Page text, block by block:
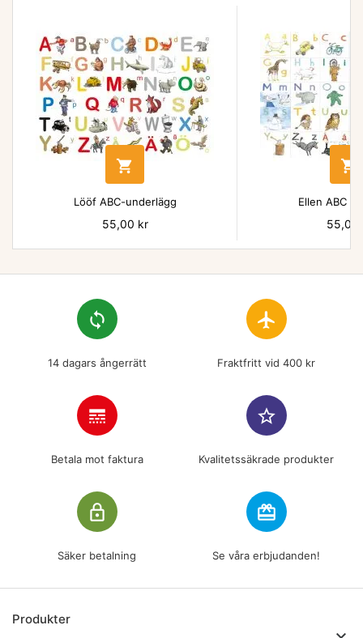

Lööf ABC-underlägg
Pris
55,00 kr

Ellen ABC
Pris
55,00
loop
14 dagars ångerrätt
flight
Fraktfritt vid 400 kr
line_style
Betala mot faktura
star_border
Kvalitetssäkrade produkter
lock_outline
Säker betalning
redeem
Se våra erbjudanden!
Produkter